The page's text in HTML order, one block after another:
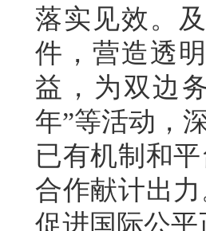
落实见效。
件，营造透
益，为双边
年”等活动，
已有机制和
合作献计出
促进国际公平